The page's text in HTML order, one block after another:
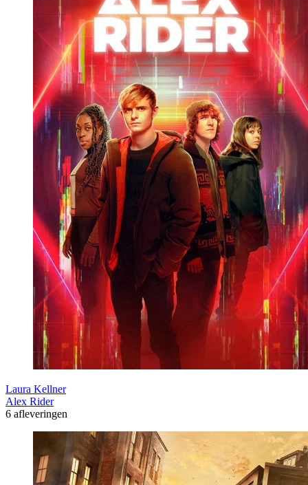
Laura Kellner
Alex Rider
6 afleveringen